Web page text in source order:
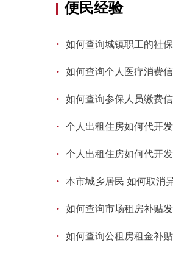
便民经验
· 如何查询城镇职工的社
· 如何查询个人医疗消费信
· 如何查询参保人员缴费信
· 个人出租住房如何代开发
· 个人出租住房如何代开发
· 本市城乡居民 如何取消
· 如何查询市场租房补贴
· 如何查询公租房租金补